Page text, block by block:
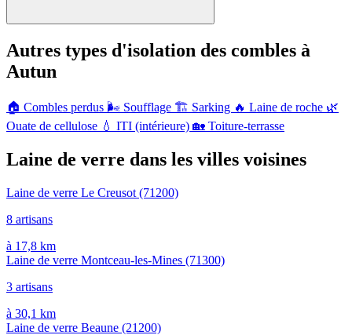
Autres types d'isolation des combles à
Autun
🏠 Combles perdus 🌬️ Soufflage 🏗️ Sarking 🔥 Laine de roche 🌿
Ouate de cellulose 💧 ITI (intérieure) 🏡 Toiture-terrasse
Laine de verre dans les villes voisines
Laine de verre Le Creusot (71200)
8 artisans
à 17,8 km
Laine de verre Montceau-les-Mines (71300)
3 artisans
à 30,1 km
Laine de verre Beaune (21200)